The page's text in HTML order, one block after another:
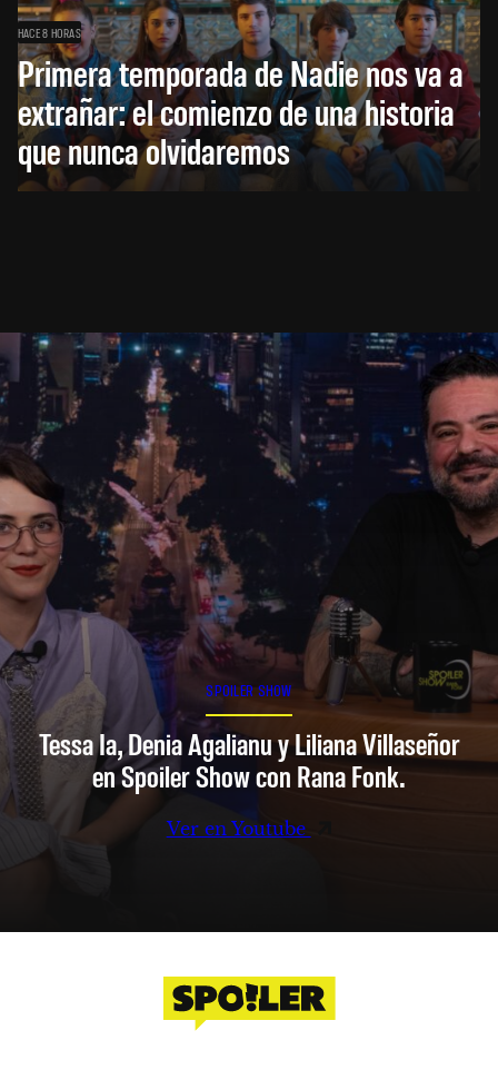
HACE 8 HORAS
Primera temporada de Nadie nos va a
extrañar: el comienzo de una historia
que nunca olvidaremos
SPOILER SHOW
Tessa Ia, Denia Agalianu y Liliana Villaseñor
en Spoiler Show con Rana Fonk.
Ver en Youtube